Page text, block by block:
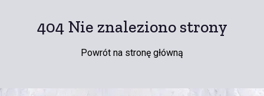
404 Nie znaleziono strony
Powrót na stronę główną